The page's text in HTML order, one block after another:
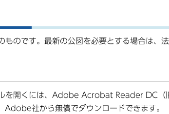
ものです。最新の公図を必要とする場合は、
を開くには、Adobe Acrobat Reader DC（
Adobe社から無償でダウンロードできます。